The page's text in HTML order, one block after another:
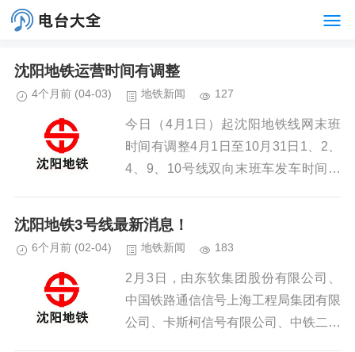
沈阳地铁运营时间有调整
4个月前 (04-03) 地铁新闻 127
今日（4月1日）起沈阳地铁线网末班
时间有调整4月1日至10月31日1、2、
4、9、10号线双向末班车发车时间均
沈阳地铁3号线最新消息！
6个月前 (02-04) 地铁新闻 183
2月3日，由东软集团股份有限公司、
中国铁路通信信号上海工程局集团有限
公司、卡斯柯信号有限公司、中铁二局